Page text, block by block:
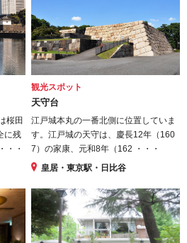
桜田
に残
・・
観光スポット
天守台
江戸城本丸の一番北側に位置していま
す。江戸城の天守は、慶長12年（160
7）の家康、元和8年（162 ・・・
皇居・東京駅・日比谷